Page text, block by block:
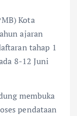
Kota
ajaran
tahap 1
8-12 Juni
membuka
pendataan